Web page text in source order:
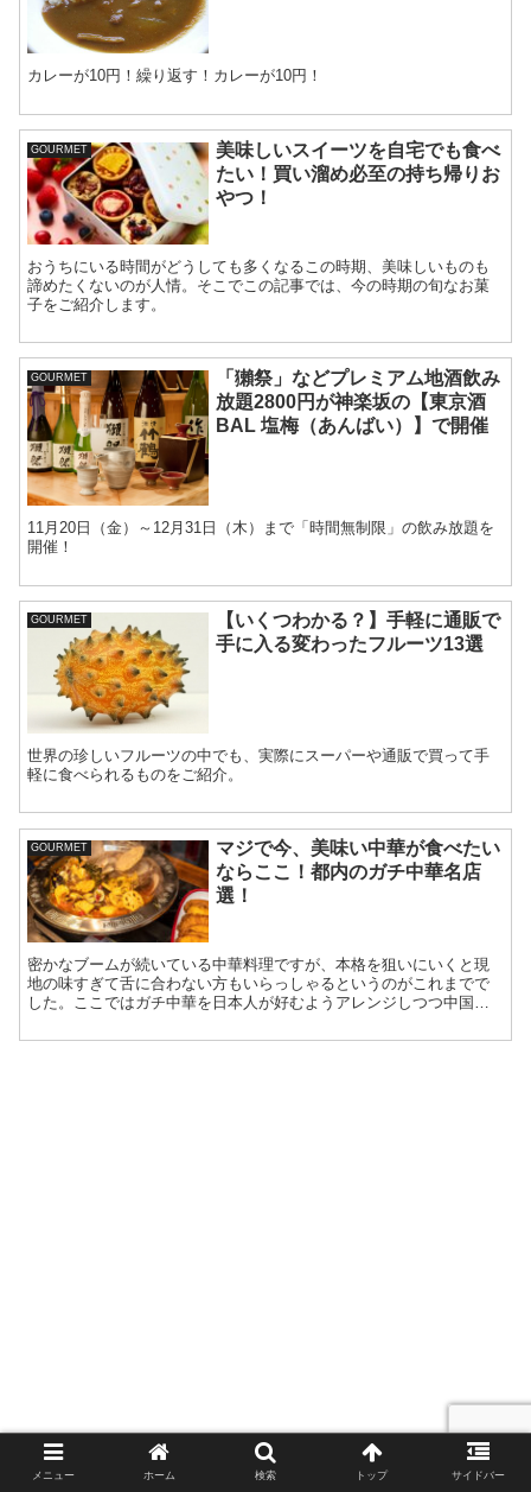
カレーが10円！繰り返す！カレーが10円！
GOURMET
美味しいスイーツを自宅でも食べ
たい！買い溜め必至の持ち帰りお
やつ！
おうちにいる時間がどうしても多くなるこの時期、美味しいものも
諦めたくないのが人情。そこでこの記事では、今の時期の旬なお菓
子をご紹介します。
GOURMET
「獺祭」などプレミアム地酒飲み
放題2800円が神楽坂の【東京酒
BAL 塩梅（あんばい）】で開催
11月20日（金）～12月31日（木）まで「時間無制限」の飲み放題を
開催！
GOURMET
【いくつわかる？】手軽に通販で
手に入る変わったフルーツ13選
世界の珍しいフルーツの中でも、実際にスーパーや通販で買って手
軽に食べられるものをご紹介。
GOURMET
マジで今、美味い中華が食べたい
ならここ！都内のガチ中華名店
選！
密かなブームが続いている中華料理ですが、本格を狙いにいくと現
地の味すぎて舌に合わない方もいらっしゃるというのがこれまでで
した。ここではガチ中華を日本人が好むようアレンジしつつ中国人
ましょう！
メニュー ホーム 検索 トップ サイドバー